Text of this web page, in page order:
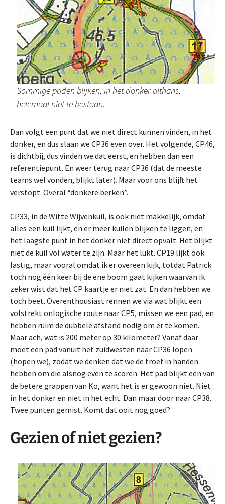
Sommige paden blijken, in het donker althans,
helemaal niet te bestaan.
Dan volgt een punt dat we niet direct kunnen vinden, in het
donker, en dus slaan we CP36 even over. Het volgende, CP46,
is dichtbij, dus vinden we dat eerst, en hebben dan een
referentiepunt. En weer terug naar CP36 (dat de meeste
teams wel vonden, blijkt later). Maar voor ons blijft het
verstopt. Overal “donkere berken”.
CP33, in de Witte Wijvenkuil, is ook niet makkelijk, omdat
alles een kuil lijkt, en er meer kuilen blijken te liggen, en
het laagste punt in het donker niet direct opvalt. Het blijkt
niet de kuil vol water te zijn. Maar het lukt. CP19 lijkt ook
lastig, maar vooral omdat ik er overeen kijk, totdat Patrick
toch nog één keer bij de ene boom gaat kijken waarvan ik
zeker wist dat het CP kaartje er niet zat. En dan hebben we
toch beet. Overenthousiast rennen we via wat blijkt een
volstrekt onlogische route naar CP5, missen we een pad, en
hebben ruim de dubbele afstand nodig om er te komen.
Maar ach, wat is 200 meter op 30 kilometer? Vanaf daar
moet een pad vanuit het zuidwesten naar CP36 lopen
(hopen we), zodat we denken dat we de troef in handen
hebben om die alsnog even te scoren. Het pad blijkt een van
de betere grappen van Ko, want het is er gewoon niet. Niet
in het donker en niet in het echt. Dan maar door naar CP38.
Twee punten gemist. Komt dat ooit nog goed?
Gezien of niet gezien?